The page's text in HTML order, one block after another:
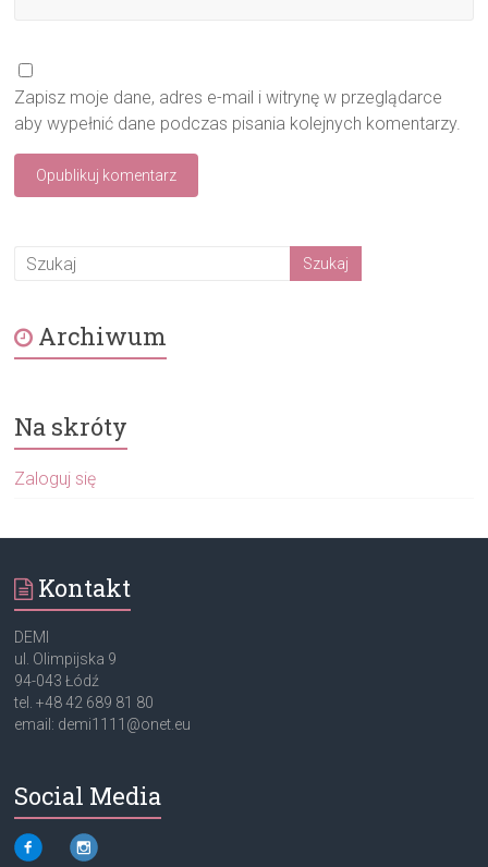
Zapisz moje dane, adres e-mail i witrynę w przeglądarce
aby wypełnić dane podczas pisania kolejnych komentarzy.
Archiwum
Na skróty
Zaloguj się
Kontakt
DEMI
ul. Olimpijska 9
94-043 Łódź
tel. +48 42 689 81 80
email: demi1111@onet.eu
Social Media